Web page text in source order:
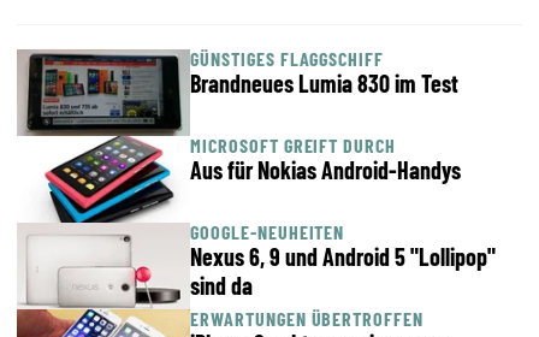
GÜNSTIGES FLAGGSCHIFF
Brandneues Lumia 830 im Test
MICROSOFT GREIFT DURCH
Aus für Nokias Android-Handys
GOOGLE-NEUHEITEN
Nexus 6, 9 und Android 5 "Lollipop"
sind da
ERWARTUNGEN ÜBERTROFFEN